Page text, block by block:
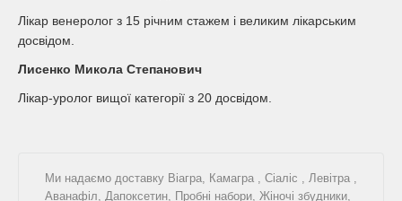
Лікар венеролог з 15 річним стажем і великим лікарським
досвідом.
Лисенко Микола Степанович
Лікар-уролог вищої категорії з 20 досвідом.
Ми надаємо доставку Віагра, Камагра , Сіаліс , Левітра ,
Аванафіл, Дапоксетин, Пробні набори, Жіночі збудники,